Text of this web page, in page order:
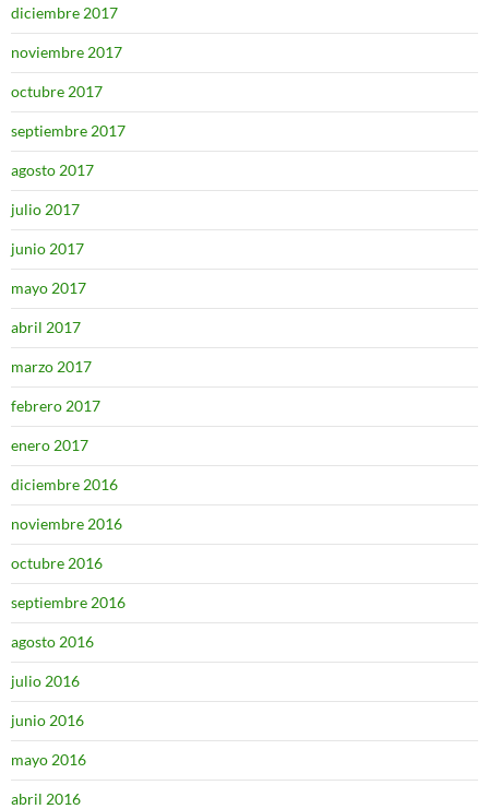
diciembre 2017
noviembre 2017
octubre 2017
septiembre 2017
agosto 2017
julio 2017
junio 2017
mayo 2017
abril 2017
marzo 2017
febrero 2017
enero 2017
diciembre 2016
noviembre 2016
octubre 2016
septiembre 2016
agosto 2016
julio 2016
junio 2016
mayo 2016
abril 2016